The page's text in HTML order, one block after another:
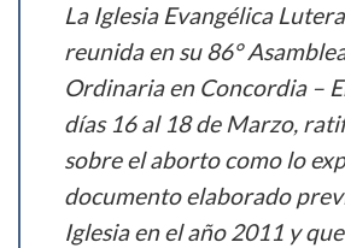
La Iglesia Evangélica
reunida en su 86°
Ordinaria en Concordia –
días 16 al 18 de Marzo,
sobre el aborto como lo
documento elaborado
Iglesia en el año 2011 y